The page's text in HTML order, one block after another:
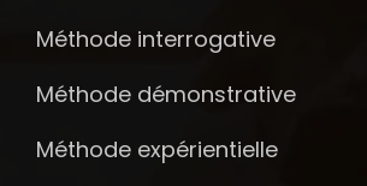
Méthode interrogative
Méthode démonstrative
Méthode expérientielle